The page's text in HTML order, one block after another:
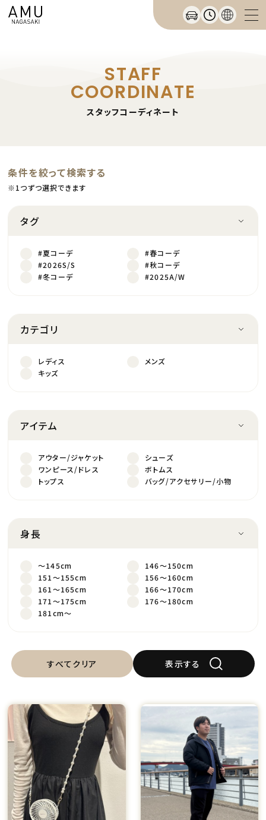
STAFF
COORDINATE
スタッフコーディネート
条件を絞って検索する
※1つずつ選択できます
タグ
#夏コーデ
#春コーデ
#2026S/S
#秋コーデ
#冬コーデ
#2025A/W
カテゴリ
レディス
メンズ
キッズ
アイテム
アウター/ジャケット
シューズ
ワンピース/ドレス
ボトムス
トップス
バッグ/アクセサリー/小物
身長
～145cm
146～150cm
151～155cm
156～160cm
161～165cm
166～170cm
171～175cm
176～180cm
181cm～
すべてクリア 表示する